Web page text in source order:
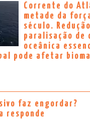
Corrente do
metade da
século.
paralisação de
oceânica
pode afetar
faz engordar?
responde